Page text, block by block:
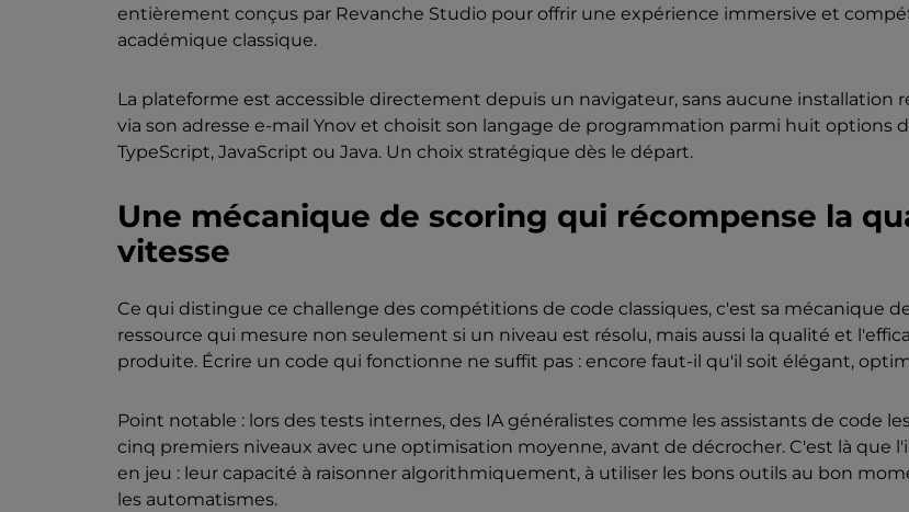
entièrement conçus par Revanche Studio pour offrir une expérience immersive et
académique classique.
La plateforme est accessible directement depuis un navigateur, sans aucune installation
via son adresse e-mail Ynov et choisit son langage de programmation parmi huit options
TypeScript, JavaScript ou Java. Un choix stratégique dès le départ.
Une mécanique de scoring qui récompense la
vitesse
Ce qui distingue ce challenge des compétitions de code classiques, c'est sa mécanique
ressource qui mesure non seulement si un niveau est résolu, mais aussi la qualité et
produite. Écrire un code qui fonctionne ne suffit pas : encore faut-il qu'il soit élégant,
Point notable : lors des tests internes, des IA généralistes comme les assistants de code
cinq premiers niveaux avec une optimisation moyenne, avant de décrocher. C'est là que
en jeu : leur capacité à raisonner algorithmiquement, à utiliser les bons outils au bon
les automatismes.